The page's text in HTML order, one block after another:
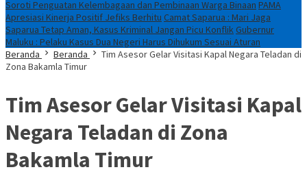
Soroti Penguatan Kelembagaan dan Pembinaan Warga Binaan PAMA
Apresiasi Kinerja Positif Jefiks Berhitu Camat Saparua : Mari Jaga
Saparua Tetap Aman, Kasus Kriminal Jangan Picu KonflikGubernur
Maluku : Pelaku Kasus Dua Negeri Harus Dihukum Sesuai Aturan
Beranda
Beranda
Tim Asesor Gelar Visitasi Kapal Negara Teladan di
Zona Bakamla Timur
Tim Asesor Gelar Visitasi Kapal
Negara Teladan di Zona
Bakamla Timur